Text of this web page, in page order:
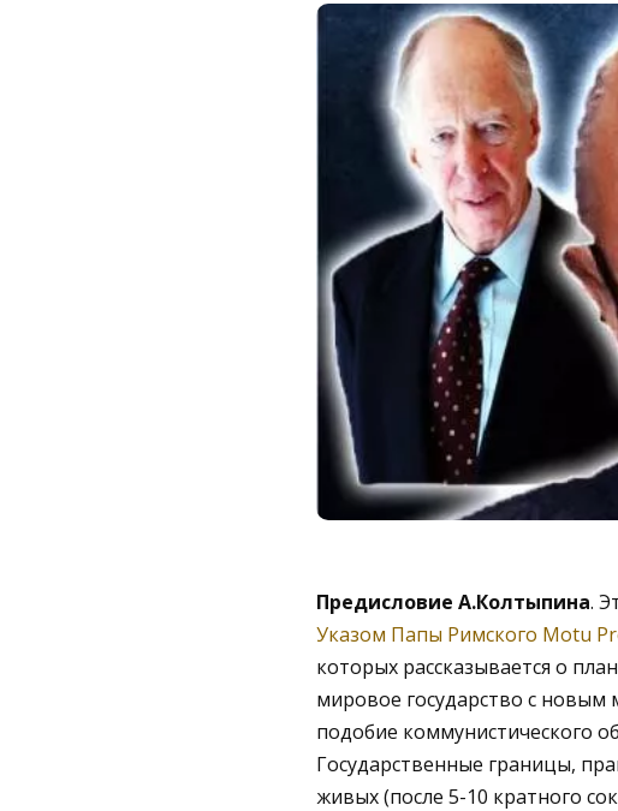
Предисловие А.Колтыпина.
Указом Папы Римского Motu
которых рассказывается о
мировое государство с
подобие коммунистического
Государственные границы,
живых (после 5-10 кратного